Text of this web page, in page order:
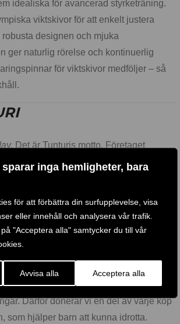
inga hemligheter, bara
för att förbättra din surfupplevelse, visa
eller innehåll och analysera vår trafik.
"Acceptera alla" samtycker du till vår
Avvisa alla Acceptera alla
idealiska för avancerad styrketräning.
viktskivor för att enkelt justera
designen och mjuka
ger naturlig rörelse och kontinuerlig
för viktskivor medföljer – så
Det är Tunturis motto. Företaget
1922 av två bröder som öppnade en
är vi ett nederländskt företag och ett
med ett brett sortiment av
tillbehör och appar. Vi förbättrar ständigt
och starka garantier.
kundtjänst finns här för att hjälpa dig.
till rörelseglädje – även barn med
Därför donerar vi en del av varje köp
som hjälper barn att kunna idrotta.